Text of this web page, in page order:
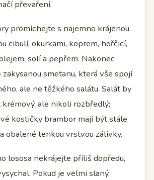
převaření.
promíchejte s najemno krájenou
cibulí, okurkami, koprem, hořčicí,
solí a pepřem. Nakonec
smetanu, která vše spojí
ale ne těžkého salátu. Salát by
ale nikoli rozbředlý;
kostičky brambor mají být stále
obalené tenkou vrstvou zálivky.
lososa nekrájejte příliš dopředu,
Pokud je velmi slaný,